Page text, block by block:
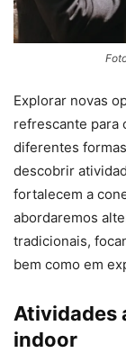
Explorar novas
refrescante para
diferentes
descobrir
fortalecem a
abordaremos
tradicionais,
bem como em
Atividades
indoor